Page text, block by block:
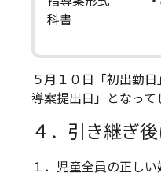
科書
５月１０日「初出勤
導案提出日」となって
４．引き継ぎ
１．児童全員の正しい